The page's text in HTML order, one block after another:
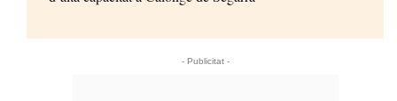
- Publicitat -